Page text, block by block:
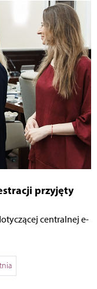
przyjęty
centralnej e-